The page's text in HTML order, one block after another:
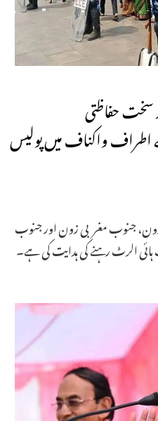
سخت حفاظتی
اطراف واکناف میں پولیس
جنوب مغربی زون اور جنوب
الرٹ رہنے کی ہدایت کی ہے۔